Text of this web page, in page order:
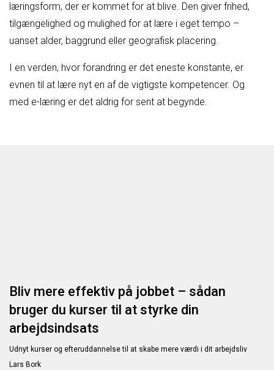
læringsform, der er kommet for at blive. Den giver frihed,
tilgængelighed og mulighed for at lære i eget tempo –
uanset alder, baggrund eller geografisk placering.
I en verden, hvor forandring er det eneste konstante, er
evnen til at lære nyt en af de vigtigste kompetencer. Og
med e-læring er det aldrig for sent at begynde.
Bliv mere effektiv på jobbet – sådan
bruger du kurser til at styrke din
arbejdsindsats
Udnyt kurser og efteruddannelse til at skabe mere værdi i dit arbejdsliv
Lars Bork